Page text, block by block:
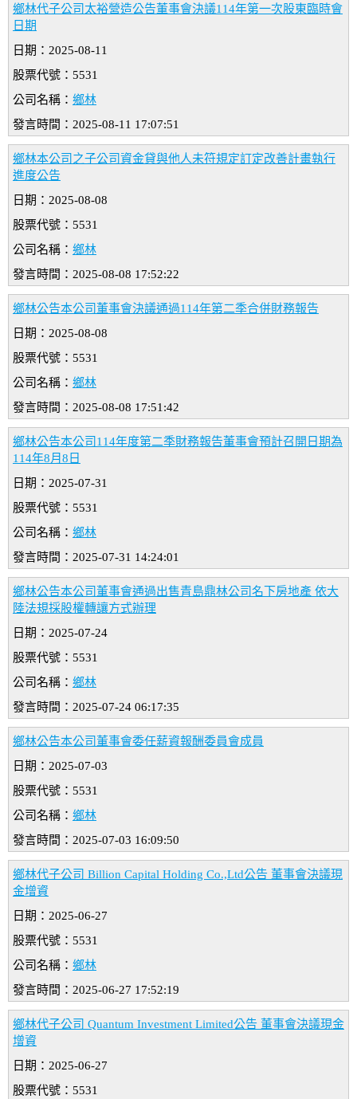
鄉林代子公司太裕營造公告董事會決議114年第一次股東臨時會
日期
日期：2025-08-11
股票代號：5531
公司名稱： 鄉林
發言時間：2025-08-11 17:07:51
鄉林本公司之子公司資金貸與他人未符規定訂定改善計畫執行
進度公告
日期：2025-08-08
股票代號：5531
公司名稱： 鄉林
發言時間：2025-08-08 17:52:22
鄉林公告本公司董事會決議通過114年第二季合併財務報告
日期：2025-08-08
股票代號：5531
公司名稱： 鄉林
發言時間：2025-08-08 17:51:42
鄉林公告本公司114年度第二季財務報告董事會預計召開日期為
114年8月8日
日期：2025-07-31
股票代號：5531
公司名稱： 鄉林
發言時間：2025-07-31 14:24:01
鄉林公告本公司董事會通過出售青島鼎林公司名下房地產 依大
陸法規採股權轉讓方式辦理
日期：2025-07-24
股票代號：5531
公司名稱： 鄉林
發言時間：2025-07-24 06:17:35
鄉林公告本公司董事會委任薪資報酬委員會成員
日期：2025-07-03
股票代號：5531
公司名稱： 鄉林
發言時間：2025-07-03 16:09:50
鄉林代子公司 Billion Capital Holding Co.,Ltd公告 董事會決議現
金增資
日期：2025-06-27
股票代號：5531
公司名稱： 鄉林
發言時間：2025-06-27 17:52:19
鄉林代子公司 Quantum Investment Limited公告 董事會決議現金
增資
日期：2025-06-27
股票代號：5531